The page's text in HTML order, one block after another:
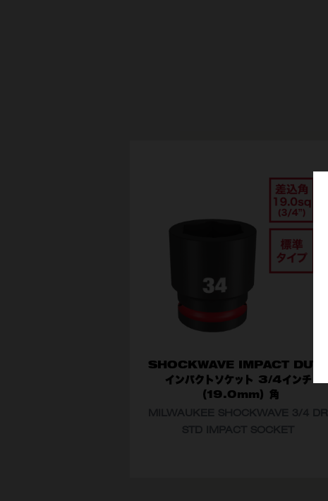
SHOCKWAVE IMPACT DUTY
インパクトソケット 3/4インチ
（19.0mm）角